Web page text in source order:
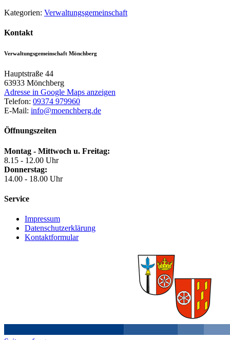
Kategorien: Verwaltungsgemeinschaft
Kontakt
Verwaltungsgemeinschaft Mönchberg
Hauptstraße 44
63933 Mönchberg
Adresse in Google Maps anzeigen
Telefon: 09374 979960
E-Mail: info@moenchberg.de
Öffnungszeiten
Montag - Mittwoch u. Freitag:
8.15 - 12.00 Uhr
Donnerstag:
14.00 - 18.00 Uhr
Service
Impressum
Datenschutzerklärung
Kontaktformular